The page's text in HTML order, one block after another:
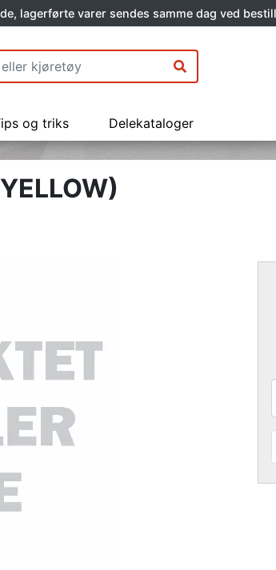
lagerførte varer sendes samme dag ved
og triks Delekataloger